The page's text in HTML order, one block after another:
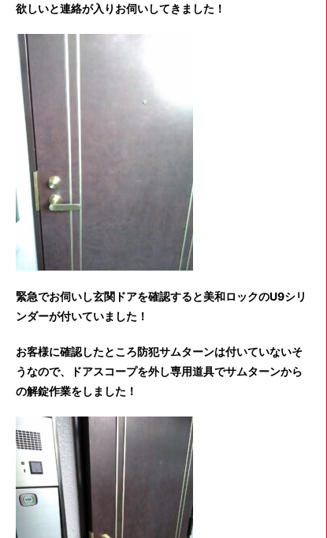
欲しいと連絡が入りお伺いしてきました！
緊急でお伺いし玄関ドアを確認すると美和ロックのU9シリ
ンダーが付いていました！
お客様に確認したところ防犯サムターンは付いていないそ
うなので、ドアスコープを外し専用道具でサムターンから
の解錠作業をしました！